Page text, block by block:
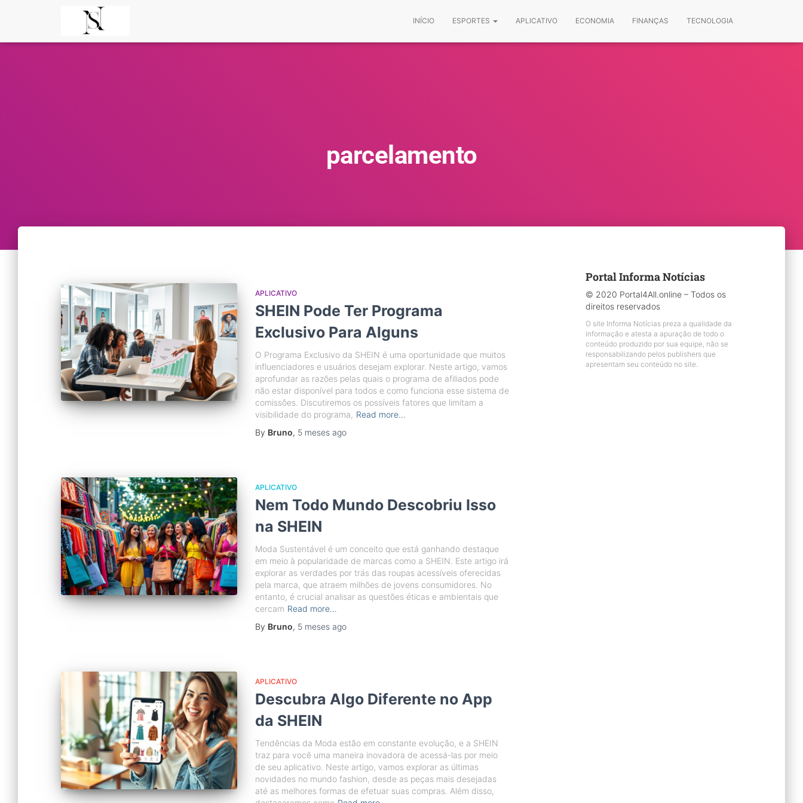
INÍCIO ESPORTES APLICATIVO ECONOMIA FINANÇAS TECNOLOGIA
parcelamento
APLICATIVO
SHEIN Pode Ter Programa
Exclusivo Para Alguns
O Programa Exclusivo da SHEIN é uma oportunidade que muitos
influenciadores e usuários desejam explorar. Neste artigo, vamos
aprofundar as razões pelas quais o programa de afiliados pode
não estar disponível para todos e como funciona esse sistema de
comissões. Discutiremos os possíveis fatores que limitam a
visibilidade do programa, Read more…
By Bruno, 5 meses ago
APLICATIVO
Nem Todo Mundo Descobriu Isso
na SHEIN
Moda Sustentável é um conceito que está ganhando destaque
em meio à popularidade de marcas como a SHEIN. Este artigo irá
explorar as verdades por trás das roupas acessíveis oferecidas
pela marca, que atraem milhões de jovens consumidores. No
entanto, é crucial analisar as questões éticas e ambientais que
cercam Read more…
By Bruno, 5 meses ago
APLICATIVO
Descubra Algo Diferente no App
da SHEIN
Tendências da Moda estão em constante evolução, e a SHEIN
traz para você uma maneira inovadora de acessá-las por meio
de seu aplicativo. Neste artigo, vamos explorar as últimas
novidades no mundo fashion, desde as peças mais desejadas
até as melhores formas de efetuar suas compras. Além disso,
Portal Informa Notícias
© 2020 Portal4All.online – Todos os
direitos reservados
O site Informa Notícias preza a qualidade da
informação e atesta a apuração de todo o
conteúdo produzido por sua equipe, não se
responsabilizando pelos publishers que
apresentam seu conteúdo no site.